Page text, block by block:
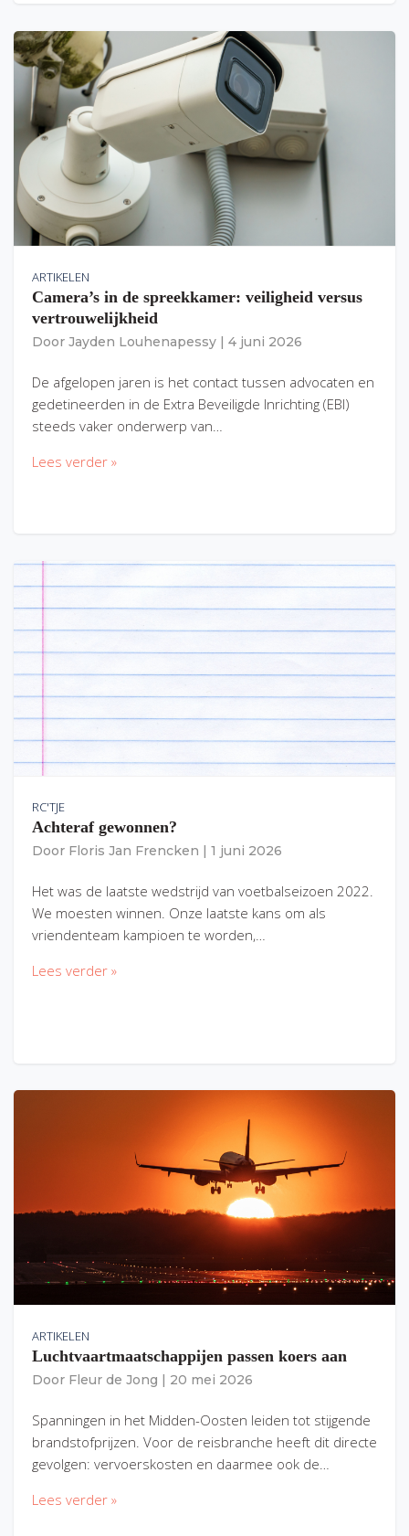
ARTIKELEN
Camera’s in de spreekkamer: veiligheid versus
vertrouwelijkheid
Door Jayden Louhenapessy 4 juni 2026
De afgelopen jaren is het contact tussen advocaten en
gedetineerden in de Extra Beveiligde Inrichting (EBI)
steeds vaker onderwerp van…
Lees verder »
RC'TJE
Achteraf gewonnen?
Door Floris Jan Frencken 1 juni 2026
Het was de laatste wedstrijd van voetbalseizoen 2022.
We moesten winnen. Onze laatste kans om als
vriendenteam kampioen te worden,…
Lees verder »
ARTIKELEN
Luchtvaartmaatschappijen passen koers aan
Door Fleur de Jong 20 mei 2026
Spanningen in het Midden-Oosten leiden tot stijgende
brandstofprijzen. Voor de reisbranche heeft dit directe
gevolgen: vervoerskosten en daarmee ook de…
Lees verder »